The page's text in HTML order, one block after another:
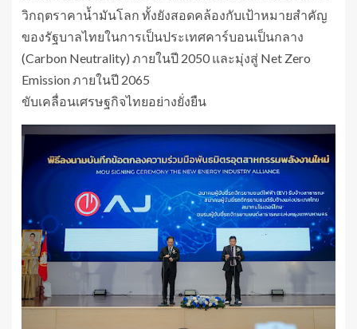
วิกฤตราคาน้ำมันโลก ทั้งยังสอดคล้องกับเป้าหมายสำคัญ
ของรัฐบาลไทยในการเป็นประเทศคาร์บอนเป็นกลาง
(Carbon Neutrality) ภายในปี 2050 และมุ่งสู่ Net Zero
Emission ภายในปี 2065
ขับเคลื่อนเศรษฐกิจไทยอย่างยั่งยืน